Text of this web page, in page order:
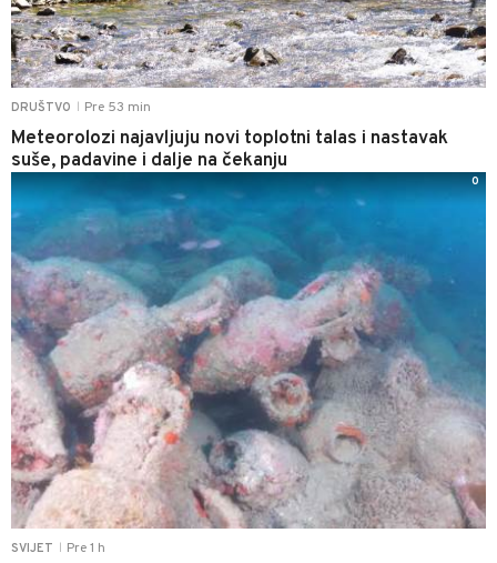
DRUŠTVO Pre 53 min
Meteorolozi najavljuju novi toplotni talas i nastavak
suše, padavine i dalje na čekanju
SVIJET Pre 1 h
0